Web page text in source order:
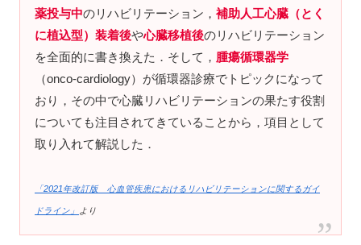
薬投与中のリハビリテーション， 補助人工心臓（とく
に植込型）装着後や心臓移植後のリハビリテーション
を全面的に書き換えた．そして， 腫瘍循環器学
（onco-cardiology）が循環器診療でトピックになって
おり，その中で心臓リハビリテーションの果たす役割
についても注目されてきていることから，項目として
取り入れて解説した．
「2021年改訂版 心血管疾患におけるリハビリテーションに関するガイ
ドライン」 より